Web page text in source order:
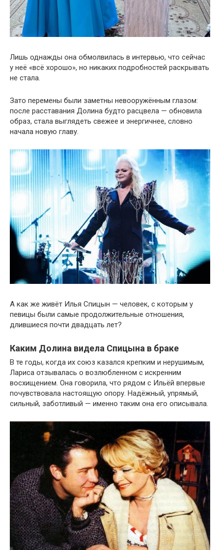
Лишь однажды она обмолвилась в интервью, что сейчас
у неё «всё хорошо», но никаких подробностей раскрывать
не стала.
Зато перемены были заметны невооружённым глазом:
после расставания Долина будто расцвела — обновила
образ, стала выглядеть свежее и энергичнее, словно
начала новую главу.
А как же живёт Илья Спицын — человек, с которым у
певицы были самые продолжительные отношения,
длившиеся почти двадцать лет?
Каким Долина видела Спицына в браке
В те годы, когда их союз казался крепким и нерушимым,
Лариса отзывалась о возлюбленном с искренним
восхищением. Она говорила, что рядом с Ильёй впервые
почувствовала настоящую опору. Надёжный, упрямый,
сильный, заботливый — именно таким она его описывала.